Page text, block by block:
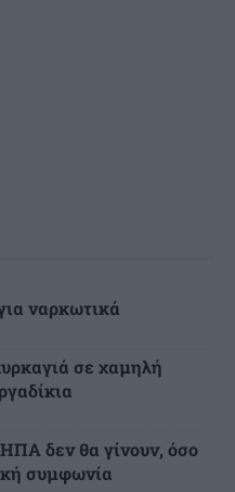
ναρκωτικά
σε χαμηλή
ΗΠΑ δεν θα γίνουν, όσο
συμφωνία